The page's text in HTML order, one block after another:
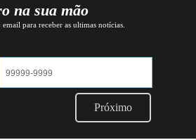
na sua mão
para receber as ultimas notícias.
Próximo